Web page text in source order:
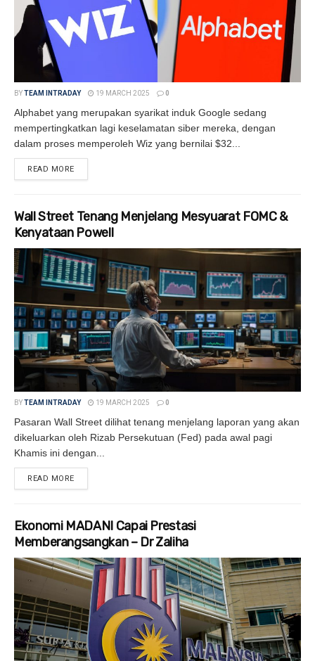
BYTEAM INTRADAY 19 MARCH 2025 0
Alphabet yang merupakan syarikat induk Google sedang
mempertingkatkan lagi keselamatan siber mereka, dengan
dalam proses memperoleh Wiz yang bernilai $32...
READ MORE
Wall Street Tenang Menjelang Mesyuarat FOMC &
Kenyataan Powell
BYTEAM INTRADAY 19 MARCH 2025 0
Pasaran Wall Street dilihat tenang menjelang laporan yang akan
dikeluarkan oleh Rizab Persekutuan (Fed) pada awal pagi
Khamis ini dengan...
READ MORE
Ekonomi MADANI Capai Prestasi
Memberangsangkan – Dr Zaliha